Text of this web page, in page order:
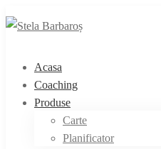
Acasa
Coaching
Produse
Carte
Planificator